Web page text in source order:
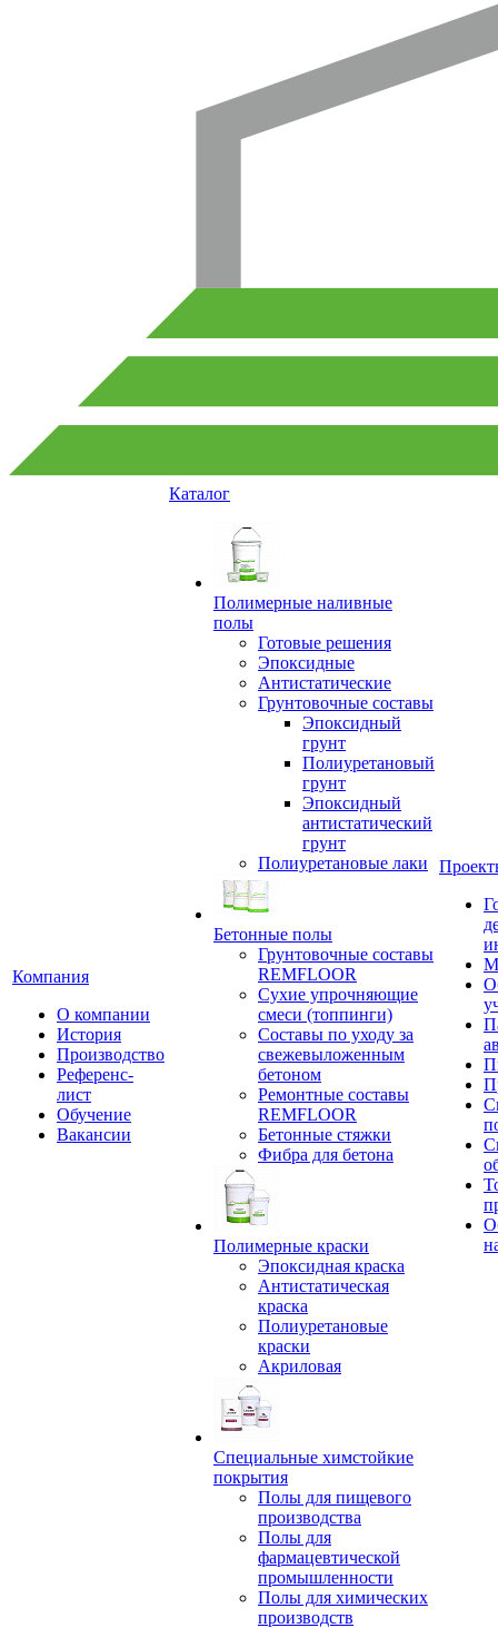
Компания
О компании
История
Производство
Референс-
лист
Обучение
Вакансии
Каталог
Полимерные наливные
полы
Готовые решения
Эпоксидные
Антистатические
Грунтовочные составы
Эпоксидный
грунт
Полиуретановый
грунт
Эпоксидный
антистатический
грунт
Полиуретановые лаки
Бетонные полы
Грунтовочные составы
REMFLOOR
Сухие упрочняющие
смеси (топпинги)
Составы по уходу за
свежевыложенным
бетоном
Ремонтные составы
REMFLOOR
Бетонные стяжки
Фибра для бетона
Полимерные краски
Эпоксидная краска
Антистатическая
краска
Полиуретановые
краски
Акриловая
Специальные химстойкие
покрытия
Полы для пищевого
производства
Полы для
фармацевтической
промышленности
Полы для химических
производств